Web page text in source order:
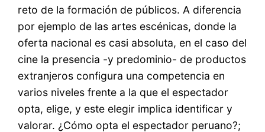
reto de la formación de públicos. A diferencia
por ejemplo de las artes escénicas, donde la
oferta nacional es casi absoluta, en el caso del
cine la presencia -y predominio- de productos
extranjeros configura una competencia en
varios niveles frente a la que el espectador
opta, elige, y este elegir implica identificar y
valorar. ¿Cómo opta el espectador peruano?;